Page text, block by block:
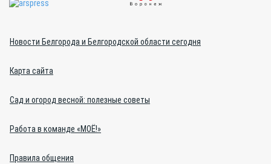
Новости Белгорода и Белгородской области сегодня
Карта сайта
Сад и огород весной: полезные советы
Работа в команде «МОЁ!»
Правила общения